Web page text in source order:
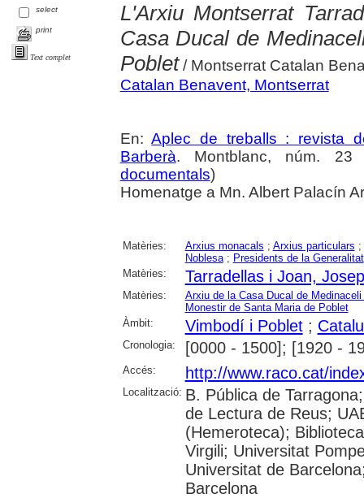
select
print
Text complet
L'Arxiu Montserrat
Casa Ducal de
Poblet/ Montserrat Catalan
Catalan Benavent, Montserrat
En:Aplec de treballs : revista
Barberà. Montblanc, núm.
documentals)
Homenatge a Mn. Albert Palacín
Matèries: Arxius monacals ; Arxius particulars ;
Noblesa; Presidents de la Generalitat
Matèries:
Tarradellas i Joan, Josep
Matèries:
Arxiu de la Casa Ducal de
Monestir de Santa Maria de Poblet
Àmbit:
Vimbodí i Poblet;
Cronologia: [0000 - 1500]; [1920 -
Accés: http://www.raco.cat/
Localització: B. Pública de
de Lectura de Reus;
(Hemeroteca);
Virgili; Universitat
Universitat de
Barcelona